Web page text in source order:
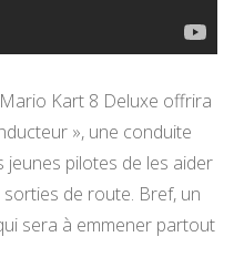
Kart 8 Deluxe offrira
», une conduite
pilotes de les aider
de route. Bref, un
sera à emmener partout